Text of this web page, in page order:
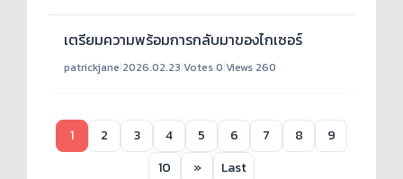
เตรียมความพร้อมการกลับมาของไกเซอร์
patrickjane|2026.02.23|Votes 0|Views 260
1 2 3 4 5 6 7 8
9
10
» Last